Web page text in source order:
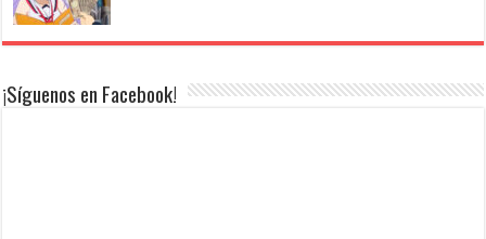
¡Síguenos en Facebook!